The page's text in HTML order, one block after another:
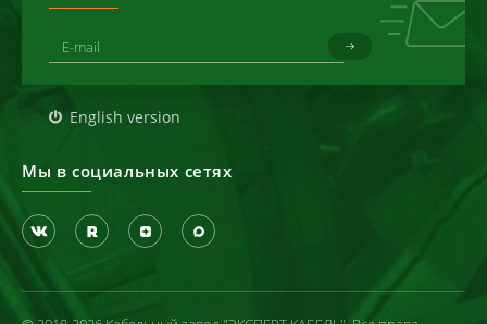
English version
Мы в социальных сетях